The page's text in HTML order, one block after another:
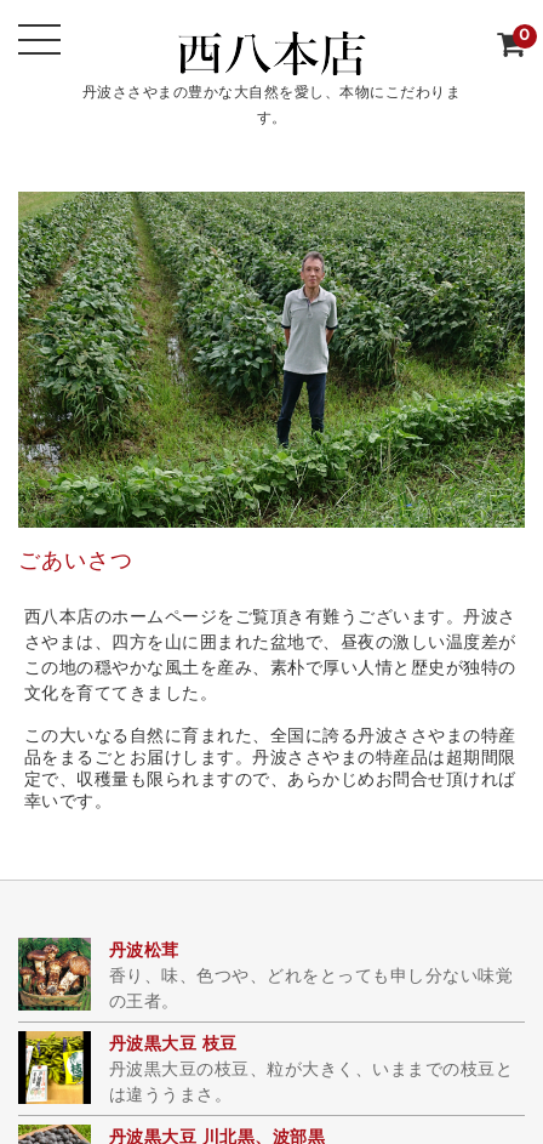
丹波ささやまの豊かな大自然を愛し、本物にこだわりま
す。
0
ごあいさつ
西八本店のホームページをご覧頂き有難うございます。丹波さ
さやまは、四方を山に囲まれた盆地で、昼夜の激しい温度差が
この地の穏やかな風土を産み、素朴で厚い人情と歴史が独特の
文化を育ててきました。
この大いなる自然に育まれた、全国に誇る丹波ささやまの特産
品をまるごとお届けします。丹波ささやまの特産品は超期間限
定で、収穫量も限られますので、あらかじめお問合せ頂ければ
幸いです。
丹波松茸
香り、味、色つや、どれをとっても申し分ない味覚
の王者。
丹波黒大豆 枝豆
丹波黒大豆の枝豆、粒が大きく、いままでの枝豆と
は違ううまさ。
丹波黒大豆 川北黒、波部黒